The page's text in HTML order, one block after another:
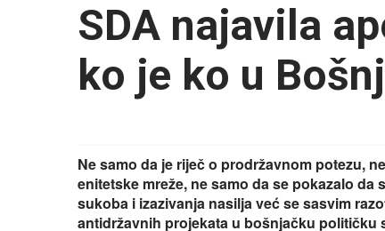
SDA najavila
ko je ko u
Ne samo da je riječ o prodržavnom potezu,
enitetske mreže, ne samo da se pokazalo
sukoba i izazivanja nasilja već se sasvim
antidržavnih projekata u bošnjačku političku